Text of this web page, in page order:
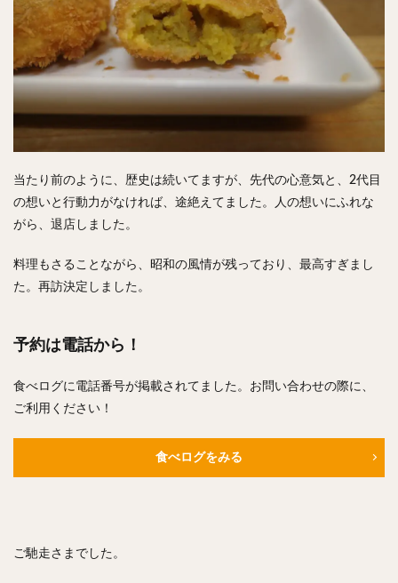
当たり前のように、歴史は続いてますが、先代の心意気と、2代目
の想いと行動力がなければ、途絶えてました。人の想いにふれな
がら、退店しました。
料理もさることながら、昭和の風情が残っており、最高すぎまし
た。再訪決定しました。
予約は電話から！
食べログに電話番号が掲載されてました。お問い合わせの際に、
ご利用ください！
食べログをみる
ご馳走さまでした。